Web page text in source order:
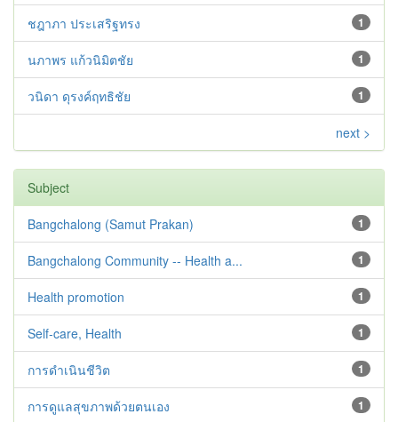
1
ชฎาภา ประเสริฐทรง
1
นภาพร แก้วนิมิตชัย
1
วนิดา ดุรงค์ฤทธิชัย
next >
Subject
1
Bangchalong (Samut Prakan)
1
Bangchalong Community -- Health a...
1
Health promotion
1
Self-care, Health
1
การดำเนินชีวิต
1
การดูแลสุขภาพด้วยตนเอง